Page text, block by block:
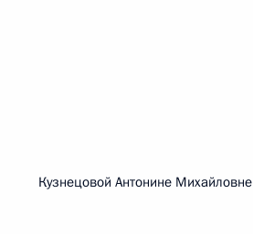
Кузнецовой Антонине Михайловне